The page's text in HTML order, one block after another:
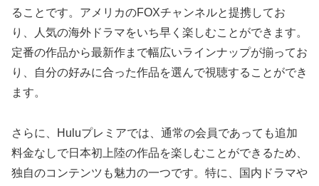
ることです。アメリカのFOXチャンネルと提携してお
り、人気の海外ドラマをいち早く楽しむことができます。
定番の作品から最新作まで幅広いラインナップが揃ってお
り、自分の好みに合った作品を選んで視聴することができ
ます。
さらに、Huluプレミアでは、通常の会員であっても追加
料金なしで日本初上陸の作品を楽しむことができるため、
独自のコンテンツも魅力の一つです。特に、国内ドラマや